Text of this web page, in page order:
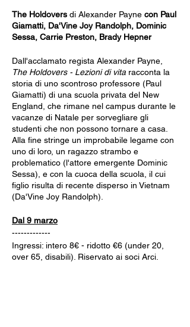
The Holdovers di Alexander Payne con Paul
Giamatti, Da'Vine Joy Randolph, Dominic
Sessa, Carrie Preston, Brady Hepner
Dall'acclamato regista Alexander Payne,
The Holdovers - Lezioni di vita racconta la
storia di uno scontroso professore (Paul
Giamatti) di una scuola privata del New
England, che rimane nel campus durante le
vacanze di Natale per sorvegliare gli
studenti che non possono tornare a casa.
Alla fine stringe un improbabile legame con
uno di loro, un ragazzo strambo e
problematico (l'attore emergente Dominic
Sessa), e con la cuoca della scuola, il cui
figlio risulta di recente disperso in Vietnam
(Da'Vine Joy Randolph).
Dal 9 marzo
-------------
Ingressi: intero 8€ - ridotto €6 (under 20,
over 65, disabili). Riservato ai soci Arci.